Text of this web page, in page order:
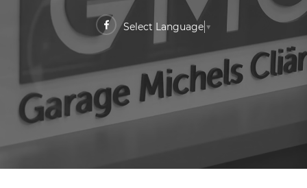
Select Language ▼